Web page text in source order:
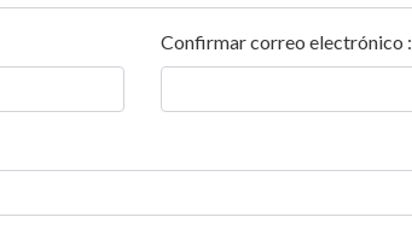
Confirmar correo electrónico :